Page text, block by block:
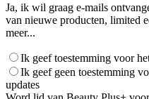
Ja, ik wil graag e-mails
van nieuwe producten, limited
meer...
Ik geef toestemming voor
Ik geef geen toestemming
updates